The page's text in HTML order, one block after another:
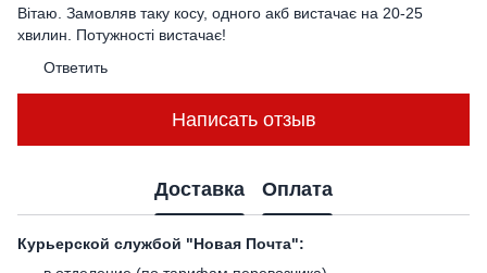
Вітаю. Замовляв таку косу, одного акб вистачає на 20-25
хвилин. Потужності вистачає!
Ответить
Написать отзыв
Доставка Оплата
Курьерской службой "Новая Почта":